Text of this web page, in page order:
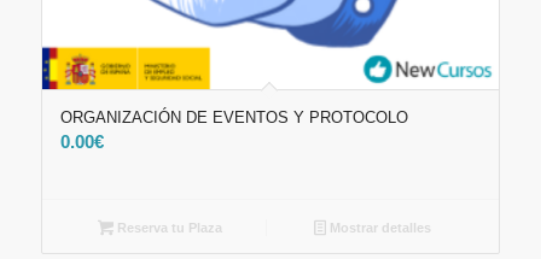
ORGANIZACIÓN DE EVENTOS Y PROTOCOLO
0.00€
Reserva tu Plaza Mostrar detalles